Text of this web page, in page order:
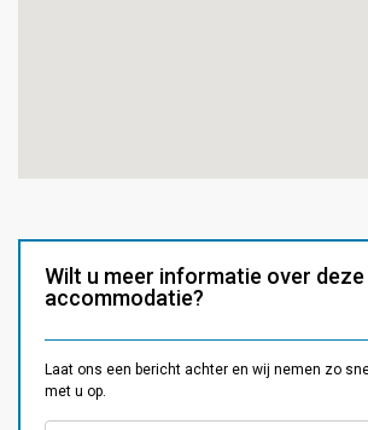
Wilt u meer informatie over deze
accommodatie?
Laat ons een bericht achter en wij nemen zo
met u op.